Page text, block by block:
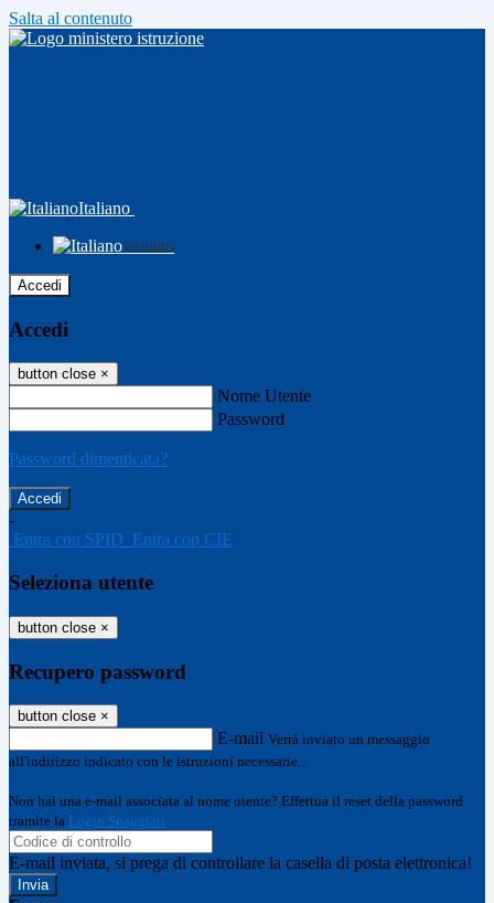
Salta al contenuto
Italiano
Italiano
Accedi
Accedi
button close ×
Nome Utente
Password
Password dimenticata?
-
Entra con SPID Entra con CIE
Seleziona utente
button close ×
Recupero password
button close ×
E-mail Verrà inviato un messaggio
all'indirizzo indicato con le istruzioni necessarie.
Non hai una e-mail associata al nome utente? Effettua il reset della password
tramite la Login Spaggiari
E-mail inviata, si prega di controllare la casella di posta elettronica!